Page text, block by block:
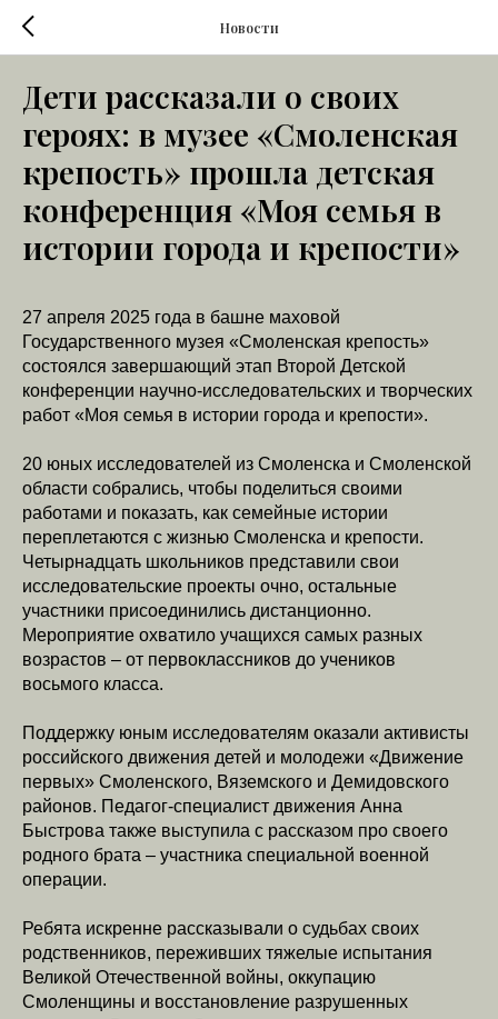
Новости
Дети рассказали о своих
героях: в музее «Смоленская
крепость» прошла детская
конференция «Моя семья в
истории города и крепости»
27 апреля 2025 года в башне маховой
Государственного музея «Смоленская крепость»
состоялся завершающий этап Второй Детской
конференции научно-исследовательских и творческих
работ «Моя семья в истории города и крепости».
20 юных исследователей из Смоленска и Смоленской
области собрались, чтобы поделиться своими
работами и показать, как семейные истории
переплетаются с жизнью Смоленска и крепости.
Четырнадцать школьников представили свои
исследовательские проекты очно, остальные
участники присоединились дистанционно.
Мероприятие охватило учащихся самых разных
возрастов – от первоклассников до учеников
восьмого класса.
Поддержку юным исследователям оказали активисты
российского движения детей и молодежи «Движение
первых» Смоленского, Вяземского и Демидовского
районов. Педагог-специалист движения Анна
Быстрова также выступила с рассказом про своего
родного брата – участника специальной военной
операции.
Ребята искренне рассказывали о судьбах своих
родственников, переживших тяжелые испытания
Великой Отечественной войны, оккупацию
Смоленщины и восстановление разрушенных